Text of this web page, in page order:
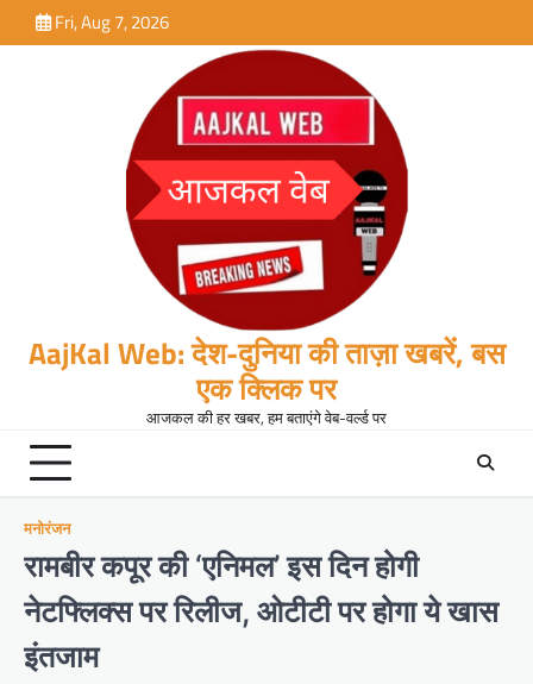
to
Fri, Aug 7, 2026
AajKal Web: देश-दुनिया की ताज़ा खबरें, बस
एक क्लिक पर
आजकल की हर खबर, हम बताएंगे वेब-वर्ल्ड पर
मनोरंजन
रामबीर कपूर की ‘एनिमल’ इस दिन होगी
नेटफ्लिक्स पर रिलीज, ओटीटी पर होगा ये खास
इंतजाम